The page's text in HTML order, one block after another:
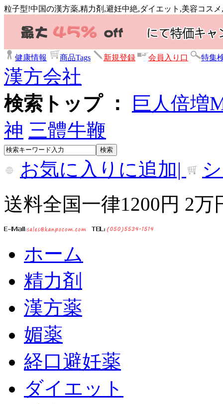
粒子型!中国の漢方薬,精力剤,避妊中絶,ダイエット,美容コス
健康情報 商品Tags 新規登録 会員入り口 特集
漢方会社
検索トップ ：
巨人倍増
神 三體牛鞭
お気に入りに追加|
送料全国一律1200円 2
ホーム
精力剤
漢方薬
媚薬
経口避妊薬
ダイエット